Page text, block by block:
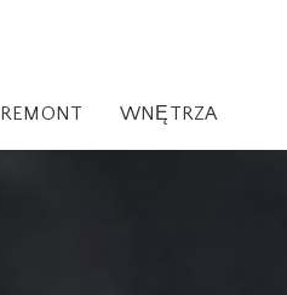
REMONT WNĘTRZA